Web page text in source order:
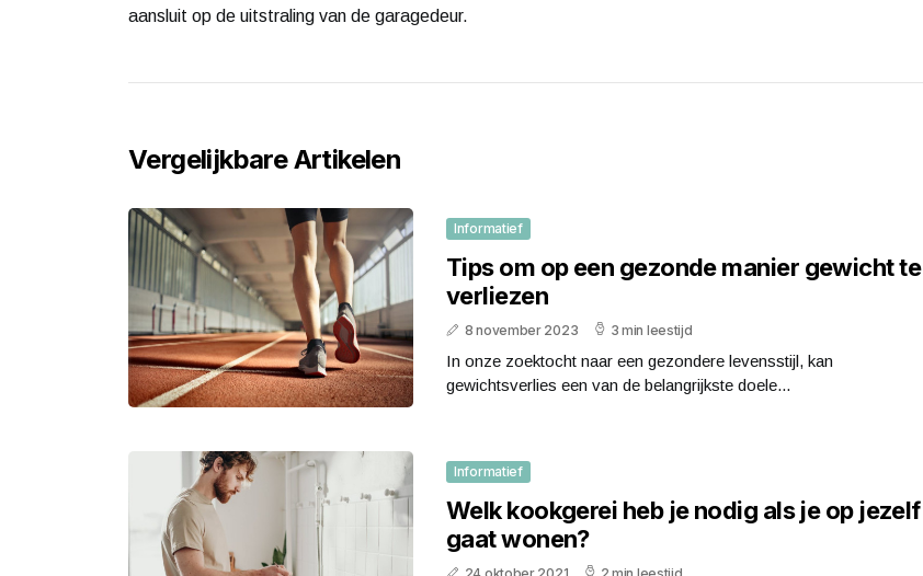
aansluit op de uitstraling van de garagedeur.
Vergelijkbare Artikelen
Informatief
Tips om op een gezonde manier gewicht te
verliezen
8 november 2023 3 min leestijd
In onze zoektocht naar een gezondere levensstijl, kan
gewichtsverlies een van de belangrijkste doele...
Informatief
Welk kookgerei heb je nodig als je op jezelf
gaat wonen?
24 oktober 2021 2 min leestijd